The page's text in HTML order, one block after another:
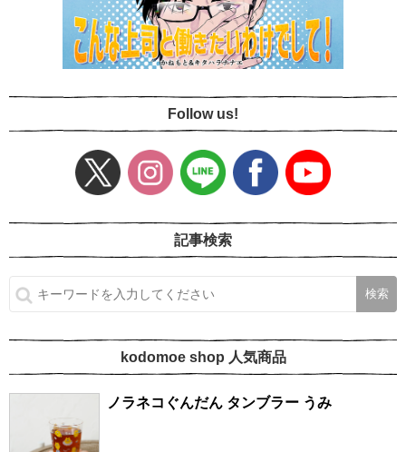
Follow us!
記事検索
kodomoe shop 人気商品
ノラネコぐんだん タンブラー うみ